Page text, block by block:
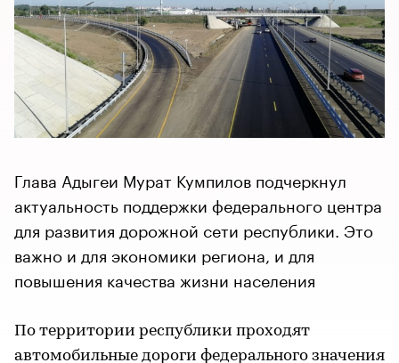
Глава Адыгеи Мурат Кумпилов подчеркнул
актуальность поддержки федерального центра
для развития дорожной сети республики. Это
важно и для экономики региона, и для
повышения качества жизни населения
По территории республики проходят
автомобильные дороги федерального значения